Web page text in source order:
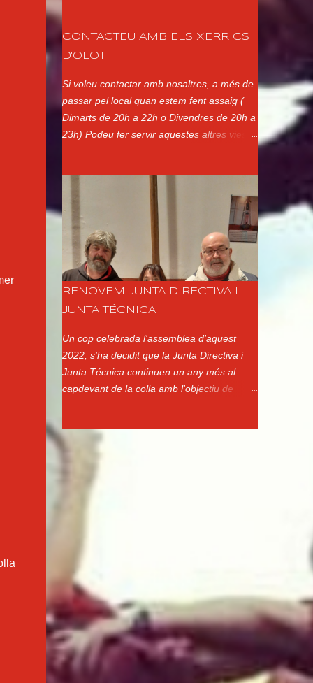
CONTACTEU AMB ELS XERRICS
D'OLOT
Si voleu contactar amb nosaltres, a més de
passar pel local quan estem fent assaig (
Dimarts de 20h a 22h o Divendres de 20h a
23h) Podeu fer servir aquestes altres vies:
Presidenta (Montse Martí): 650177701
Correu electrònic: xerrics@xerrics.cat
Xarxes Socials: @xerricsolot a Instagram
Xerrics Olot a Facebook @XerricsOlot a
Twitter
RENOVEM JUNTA DIRECTIVA I
JUNTA TÉCNICA
Un cop celebrada l'assemblea d'aquest
2022, s'ha decidit que la Junta Directiva i
Junta Técnica continuen un any més al
capdevant de la colla amb l'objectiu de
òrgans de govern per a aquest any: CO-
JUNTA DIRECTIVA JUNTA TÈCNICA VICE-
Bonilla MAINADA Carles Salud Marisol
Gonzalez Judith Martin Ana Cornet Eider
Sánchez Santi Silva